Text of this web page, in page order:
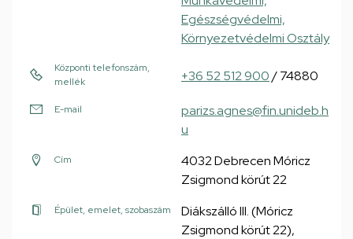
Egészségvédelmi,
Környezetvédelmi Osztály
Központi telefonszám,
mellék
+36 52 512 900/ 74880
E-mail
parizs.agnes@fin.unideb.h
u
Cím
4032 Debrecen Móricz
Zsigmond körút 22
Épület, emelet, szobaszám
Diákszálló III. (Móricz
Zsigmond körút 22),